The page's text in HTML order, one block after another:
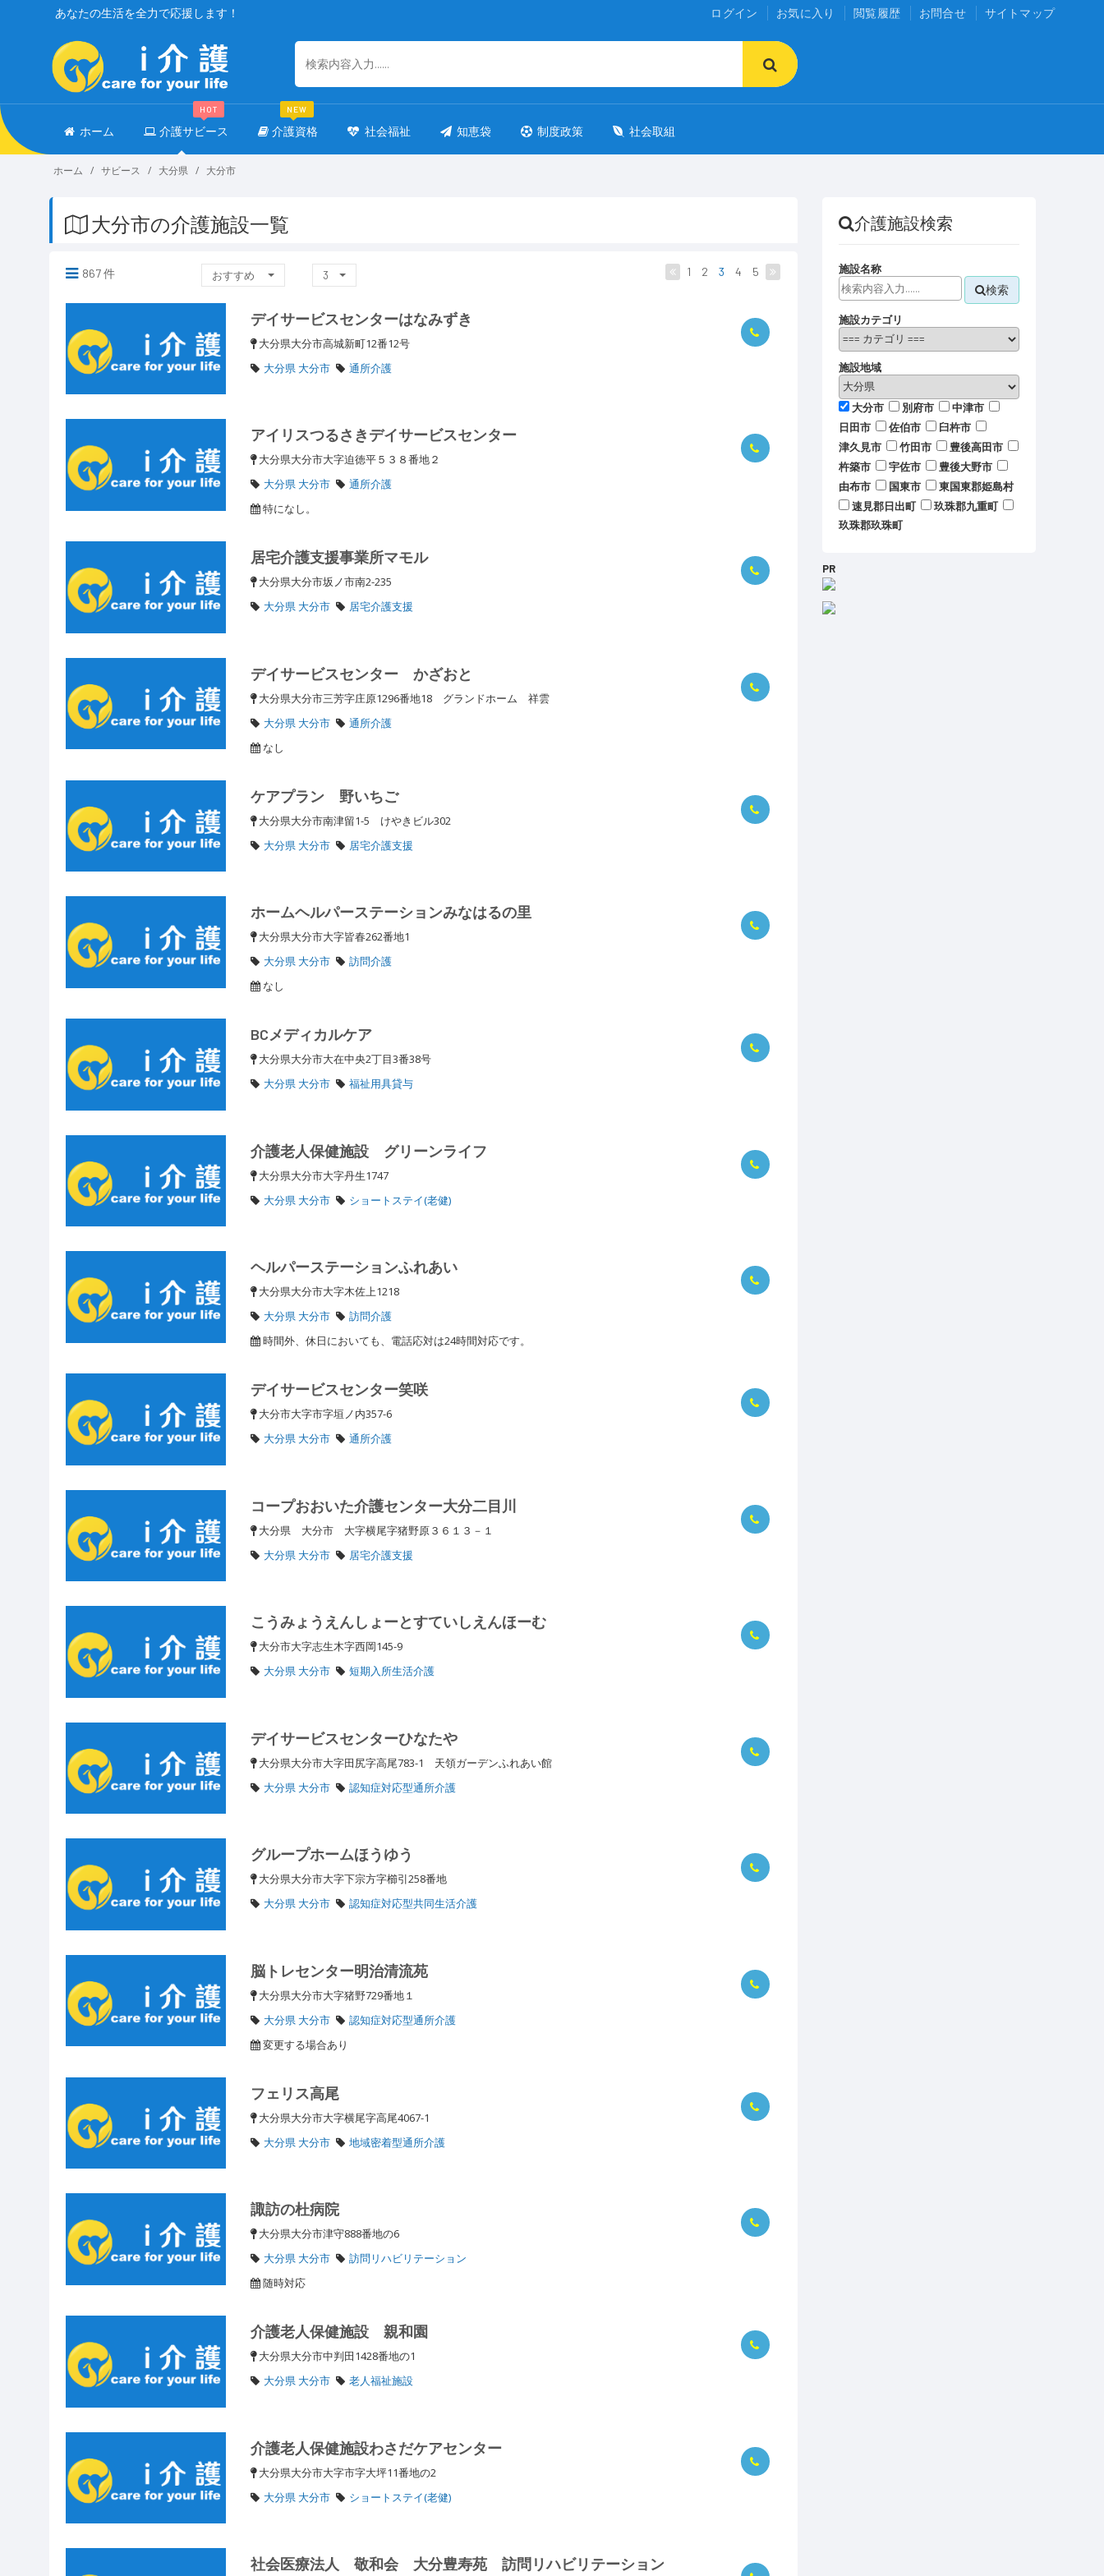
ログイン お気に入り 閲覧履歴 お問合せ サイトマップ
あなたの生活を全力で応援します！
ホーム 介護サビース
HOT
介護資格
NEW
社会福祉 知恵袋 制度政策 社会取組
ホーム サビース 大分県 大分市
大分市の介護施設一覧
867 件 おすすめ 3 1 2 3 4 5
デイサービスセンターはなみずき
大分県大分市高城新町12番12号
大分県 大分市
通所介護
アイリスつるさきデイサービスセンター
大分県大分市大字迫徳平５３８番地２
大分県 大分市
通所介護
特になし。
居宅介護支援事業所マモル
大分県大分市坂ノ市南2-235
大分県 大分市
居宅介護支援
デイサービスセンター かざおと
大分県大分市三芳字庄原1296番地18 グランドホーム 祥雲
大分県 大分市
通所介護
なし
ケアプラン 野いちご
大分県大分市南津留1-5 けやきビル302
大分県 大分市
居宅介護支援
ホームヘルパーステーションみなはるの里
大分県大分市大字皆春262番地1
大分県 大分市
訪問介護
なし
BCメディカルケア
大分県大分市大在中央2丁目3番38号
大分県 大分市
福祉用具貸与
介護老人保健施設 グリーンライフ
大分県大分市大字丹生1747
大分県 大分市
ショートステイ(老健)
ヘルパーステーションふれあい
大分県大分市大字木佐上1218
大分県 大分市
訪問介護
時間外、休日においても、電話応対は24時間対応です。
デイサービスセンター笑咲
大分市大字市字垣ノ内357-6
大分県 大分市
通所介護
コープおおいた介護センター大分二目川
大分県 大分市 大字横尾字猪野原３６１３－１
大分県 大分市
居宅介護支援
こうみょうえんしょーとすていしえんほーむ
大分市大字志生木字西岡145-9
大分県 大分市
短期入所生活介護
デイサービスセンターひなたや
大分県大分市大字田尻字高尾783-1 天領ガーデンふれあい館
大分県 大分市
認知症対応型通所介護
グループホームほうゆう
大分県大分市大字下宗方字櫛引258番地
大分県 大分市
認知症対応型共同生活介護
脳トレセンター明治清流苑
大分県大分市大字猪野729番地１
大分県 大分市
認知症対応型通所介護
変更する場合あり
フェリス高尾
大分県大分市大字横尾字高尾4067-1
大分県 大分市
地域密着型通所介護
諏訪の杜病院
大分県大分市津守888番地の6
大分県 大分市
訪問リハビリテーション
随時対応
介護老人保健施設 親和園
大分県大分市中判田1428番地の1
大分県 大分市
老人福祉施設
介護老人保健施設わさだケアセンター
大分県大分市大字市字大坪11番地の2
大分県 大分市
ショートステイ(老健)
社会医療法人 敬和会 大分豊寿苑 訪問リハビリテーション
介護施設検索
施設名称
検索
施設カテゴリ
施設地域
大分市 別府市
中津市
日田市
佐伯市
臼杵市
津久見市
竹田市
豊後高田市
杵築市
宇佐市
豊後大野市
由布市
国東市
東国東郡姫島村
速見郡日出町
玖珠郡九重町
玖珠郡玖珠町
PR